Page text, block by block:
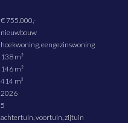
€ 755.000,-
nieuwbouw
hoekwoning, eengezinswoning
138 m²
146 m²
414 m³
2026
5
achtertuin, voortuin, zijtuin